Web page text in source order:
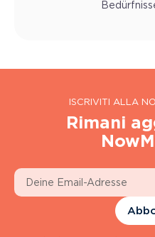
ISCRIVITI ALLA
Rimani